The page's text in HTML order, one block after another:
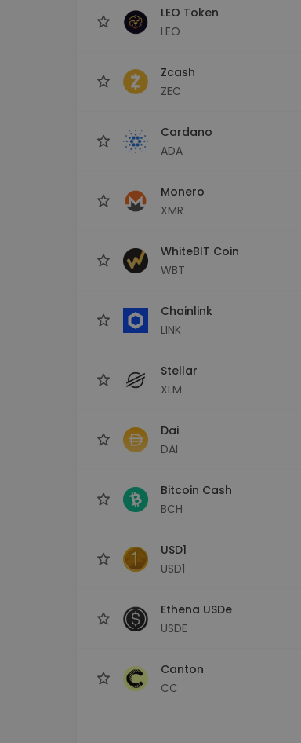
LEO Token
LEO
Zcash
ZEC
Cardano
ADA
Monero
XMR
WhiteBIT Coin
WBT
Chainlink
LINK
Stellar
XLM
Dai
DAI
Bitcoin Cash
BCH
USD1
USD1
Ethena USDe
USDE
Canton
CC